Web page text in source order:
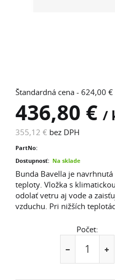
Štandardná cena - 624,00 €
436,80 € /
355,12 € bez DPH
PartNo:
Dostupnosť: Na sklade
Bunda Bavella je
teploty. Vložka s
odolať vetru aj vode a
vzduchu. Pri nižších
Počet: